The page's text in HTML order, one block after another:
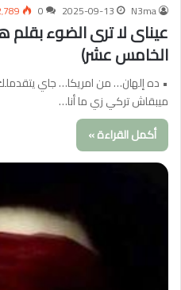
N3ma
2025-09-13
0
عيناى لا ترى الضوء
الخامس عشر)
• ده إلهان… من امريكا… جاي
ميبقاش تركي زي ما أنا…
أكمل القراءة »